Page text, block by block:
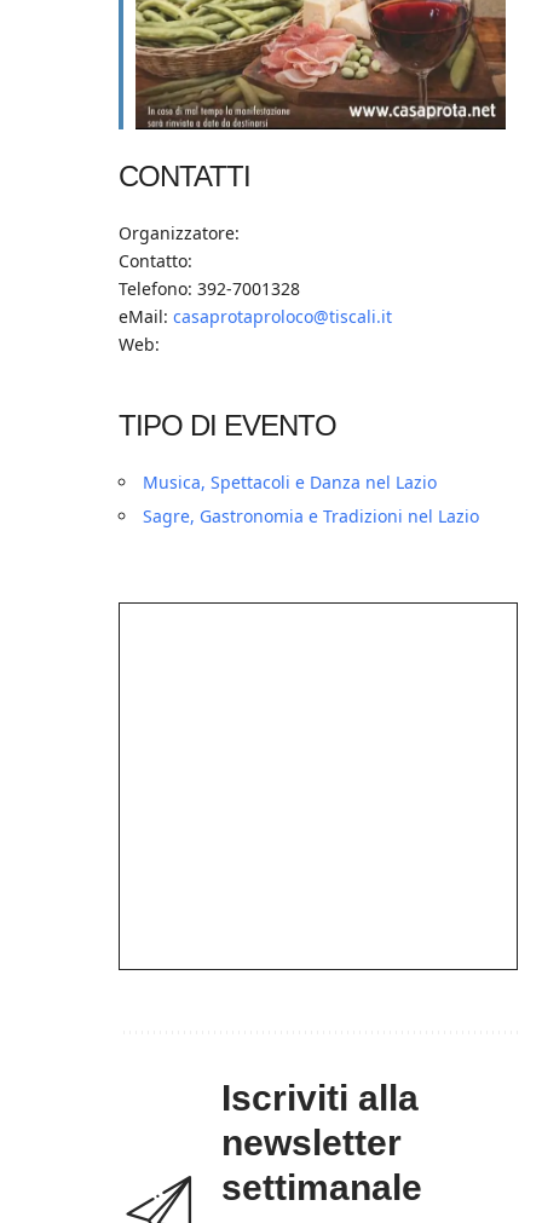
CONTATTI
Organizzatore:
Contatto:
Telefono: 392-7001328
eMail: casaprotaproloco@tiscali.it
Web:
TIPO DI EVENTO
Musica, Spettacoli e Danza nel Lazio
Sagre, Gastronomia e Tradizioni nel Lazio
Iscriviti alla
newsletter
settimanale